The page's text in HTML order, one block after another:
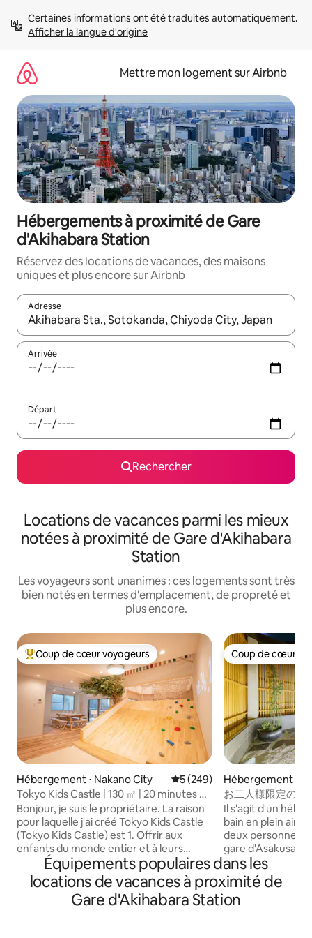
directement
Afficher la langue d'origine
Mettre mon logement sur Airbnb
Hébergements à proximité de Gare
d'Akihabara Station
Réservez des locations de vacances, des maisons
uniques et plus encore sur Airbnb
Adresse
Lorsque les résultats s'affichent, utilisez les flèches vers le
Arrivée
Départ
Rechercher
Locations de vacances parmi les mieux
notées à proximité de Gare d'Akihabara
Station
Les voyageurs sont unanimes : ces logements sont très
bien notés en termes d'emplacement, de propreté et
plus encore.
Coups de cœur voyageurs les plus appréciés
Coup de cœur voyageurs
Hébergement ⋅ Nakano City Évaluation moyenne sur la
5 (249)
Tokyo Kids Castle | 130 ㎡ | 20 minutes de
Shinjuku | 1 minute de la gare
Bonjour, je suis le propriétaire. La raison
pour laquelle j'ai créé Tokyo Kids Castle
(Tokyo Kids Castle) est 1. Offrir aux
enfants du monde entier et à leurs
familles un environnement de voyage et
de jeu plus confortable 2. Ne pas se
laisser abattre par le coronavirus,
transmettre l'esprit de défi, le courage
Coup de cœur
Coup de cœur
Hébergement ⋅
お二人様限定の露
和風のラグジュア
上野観光拠点 ｜
Il s'agit d'un
bain en plein air
deux personnes,
gare d'Asakusa. Il y a un salon au premier
étage et un bain
étage avec une
une terrasse directe. Il est
facile de se
Équipements populaires dans les
locations de vacances à proximité de
Gare d'Akihabara Station